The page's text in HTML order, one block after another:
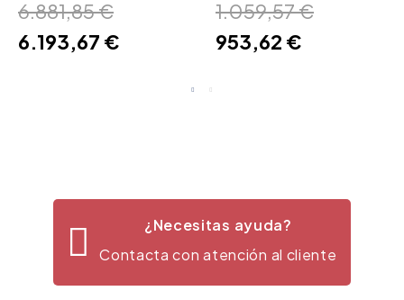
6.881,85 €
6.193,67 €
1.059,57 €
953,62 €
¿Necesitas ayuda?
Contacta con atención al cliente